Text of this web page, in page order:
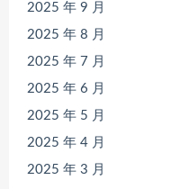
2025 年 9 月
2025 年 8 月
2025 年 7 月
2025 年 6 月
2025 年 5 月
2025 年 4 月
2025 年 3 月